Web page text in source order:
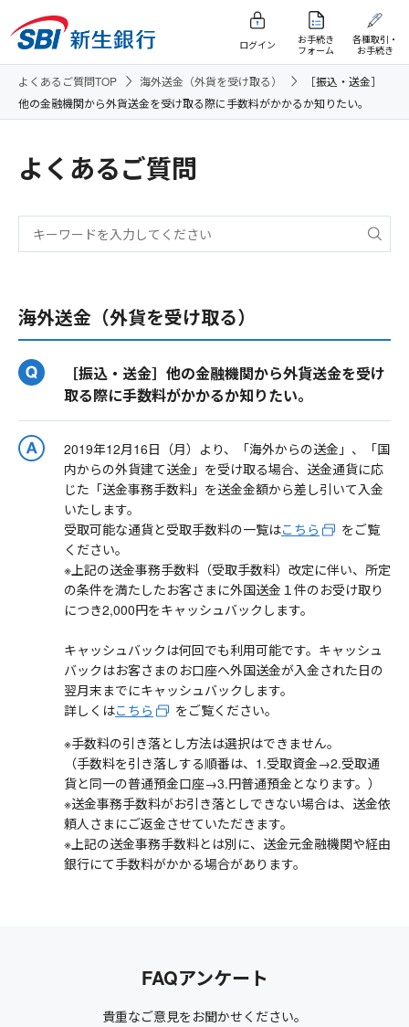
ログイン
お手続き
フォーム
各種取引・
お手続き
よくあるご質問TOP 海外送金（外貨を受け取る）
［振込・送金］
他の金融機関から外貨送金を受け取る際に手数料がかかるか知りたい。
よくあるご質問
海外送金（外貨を受け取る）
［振込・送金］他の金融機関から外貨送金を受け
取る際に手数料がかかるか知りたい。
2019年12月16日（月）より、「海外からの送金」、「国
内からの外貨建て送金」を受け取る場合、送金通貨に応
じた「送金事務手数料」を送金金額から差し引いて入金
いたします。
受取可能な通貨と受取手数料の一覧はこちら
をご覧
ください。
※上記の送金事務手数料（受取手数料）改定に伴い、所定
の条件を満たしたお客さまに外国送金１件のお受け取り
につき2,000円をキャッシュバックします。
キャッシュバックは何回でも利用可能です。キャッシュ
バックはお客さまのお口座へ外国送金が入金された日の
翌月末までにキャッシュバックします。
詳しくはこちら
をご覧ください。
※手数料の引き落とし方法は選択はできません。
（手数料を引き落しする順番は、1.受取資金→2.受取通
貨と同一の普通預金口座→3.円普通預金となります。）
※送金事務手数料がお引き落としできない場合は、送金依
頼人さまにご返金させていただきます。
※上記の送金事務手数料とは別に、送金元金融機関や経由
銀行にて手数料がかかる場合があります。
FAQアンケート
貴重なご意見をお聞かせください。